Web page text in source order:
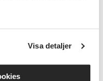
Visa detaljer